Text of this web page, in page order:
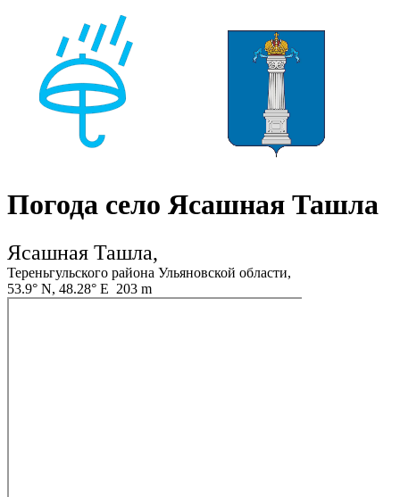
Погода село Ясашная Ташла
Ясашная Ташла,
Тереньгульского района Ульяновской области,
53.9° N, 48.28° E 203 m